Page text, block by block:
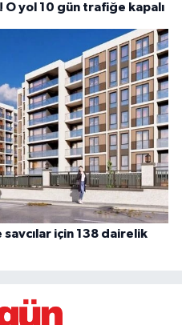
O yol 10 gün trafiğe kapalı
savcılar için 138 dairelik